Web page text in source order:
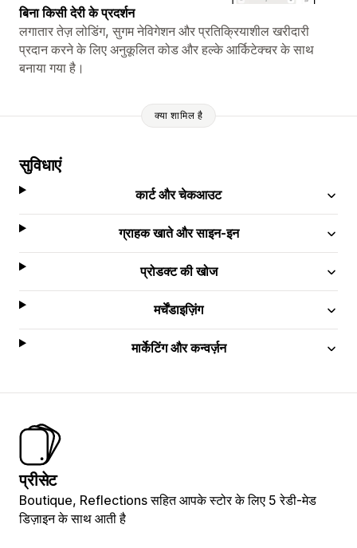
बिना किसी देरी के प्रदर्शन
लगातार तेज़ लोडिंग, सुगम नेविगेशन और प्रतिक्रियाशील खरीदारी
प्रदान करने के लिए अनुकूलित कोड और हल्के आर्किटेक्चर के साथ
बनाया गया है।
क्या शामिल है
सुविधाएं
कार्ट और चेकआउट
ग्राहक खाते और साइन-इन
प्रोडक्ट की खोज
मर्चेंडाइज़िंग
मार्केटिंग और कन्वर्ज़न
प्रीसेट
Boutique, Reflections सहित आपके स्टोर के लिए 5 रेडी-मेड
डिज़ाइन के साथ आती है